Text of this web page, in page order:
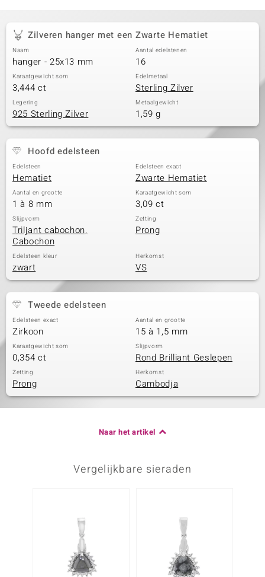
Zilveren hanger met een Zwarte Hematiet
Naam
hanger - 25x13 mm
Aantal edelstenen
16
Karaatgewicht som
3,444 ct
Edelmetaal
Sterling Zilver
Legering
925 Sterling Zilver
Metaalgewicht
1,59 g
Hoofd edelsteen
Edelsteen
Hematiet
Edelsteen exact
Zwarte Hematiet
Aantal en grootte
1 à 8 mm
Karaatgewicht som
3,09 ct
Slijpvorm
Triljant cabochon,
Cabochon
Zetting
Prong
Edelsteen kleur
zwart
Herkomst
VS
Tweede edelsteen
Edelsteen exact
Zirkoon
Aantal en grootte
15 à 1,5 mm
Karaatgewicht som
0,354 ct
Slijpvorm
Rond Brilliant Geslepen
Zetting
Prong
Herkomst
Cambodja
Naar het artikel
Vergelijkbare sieraden